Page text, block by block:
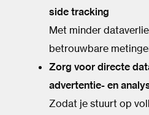
side tracking
Met minder
betrouwbare
Zorg voor directe
advertentie- en
Zodat je stuurt op